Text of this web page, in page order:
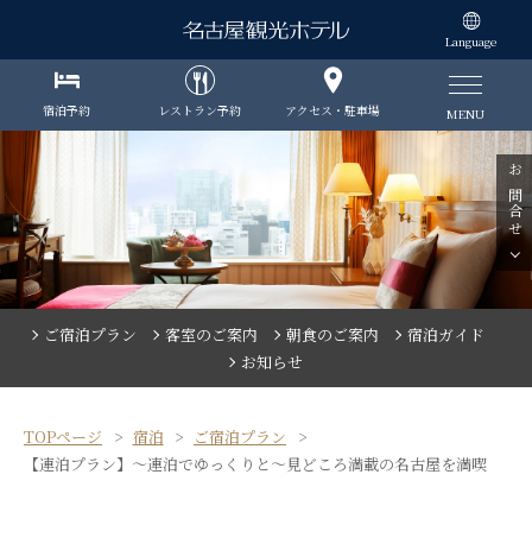
Language
宿泊予約 レストラン予約 アクセス・駐車場 MENU
ご宿泊プラン 客室のご案内 朝食のご案内
宿泊ガイド
お知らせ
TOPページ 宿泊
ご宿泊プラン
【連泊プラン】～連泊でゆっくりと～見どころ満載の名古屋を満喫
お問合せ